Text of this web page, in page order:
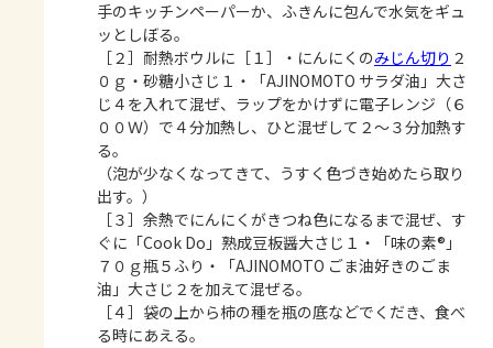
手のキッチンペーパーか、ふきんに包んで水気をギュ
ッとしぼる。
［２］耐熱ボウルに［１］・にんにくのみじん切り ２
０ｇ・砂糖小さじ１・「AJINOMOTO サラダ油」大さ
じ４を入れて混ぜ、ラップをかけずに電子レンジ（６
００Ｗ）で４分加熱し、ひと混ぜして２～３分加熱す
る。
（泡が少なくなってきて、うすく色づき始めたら取り
出す。）
［３］余熱でにんにくがきつね色になるまで混ぜ、す
ぐに「Cook Do」熟成豆板醤大さじ１・「味の素®」
７０ｇ瓶５ふり・「AJINOMOTO ごま油好きのごま
油」大さじ２を加えて混ぜる。
［４］袋の上から柿の種を瓶の底などでくだき、食べ
る時にあえる。